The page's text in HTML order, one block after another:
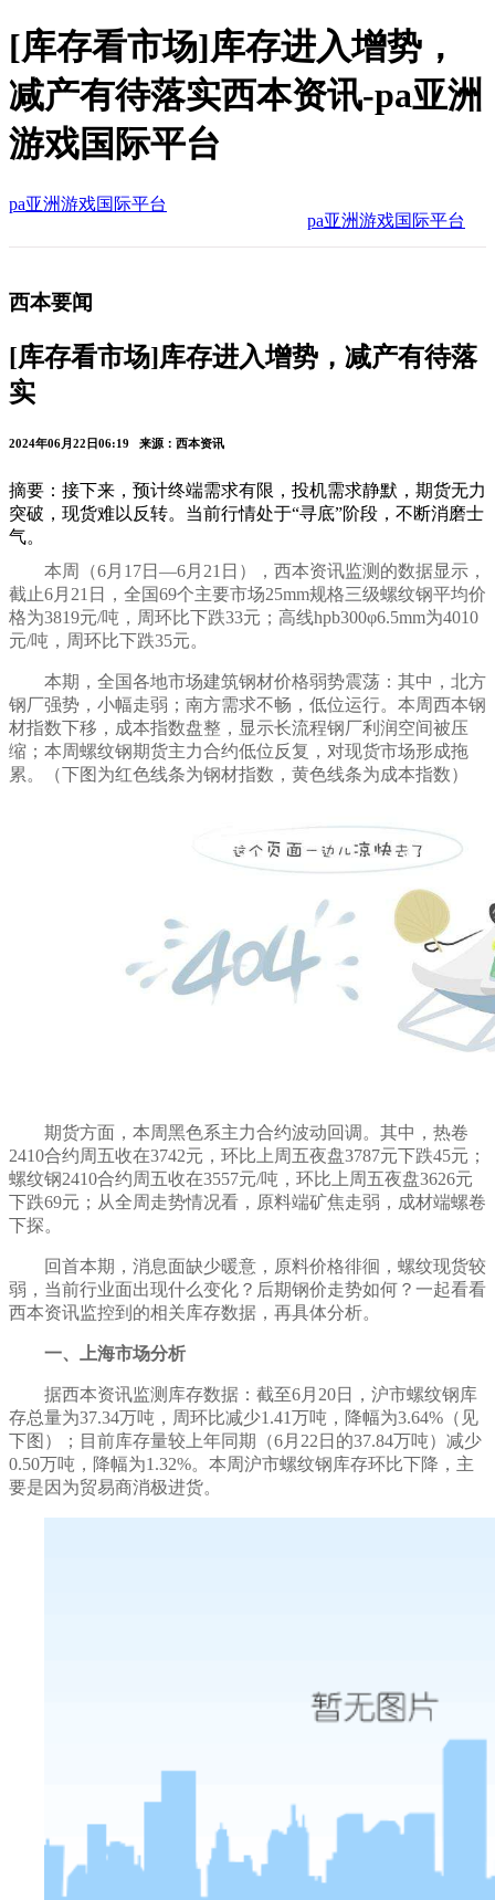
[库存看市场]库存进入增势，
减产有待落实西本资讯-pa亚洲
游戏国际平台
pa亚洲游戏国际平台
pa亚洲游戏国际平台
西本要闻
[库存看市场]库存进入增势，减产有待落
实
2024年06月22日06:19 来源：西本资讯
摘要：接下来，预计终端需求有限，投机需求静默，期货无力
突破，现货难以反转。当前行情处于“寻底”阶段，不断消磨士
气。
本周（6月 17日—6月 21 日），西本资讯监测的数据显示，
截止6月 21 日，全国69个主要市场25mm规格三级螺纹钢平均价
格为3819元/吨， 周环比下跌33元；高线hpb300φ6.5mm为4010
元/吨，周环比下跌35元。
本期，全国各地市场建筑钢材价格弱势震荡 ：其中，北方
钢厂强势，小幅走弱 ；南方需求不畅 ， 低位运行。本周西本钢
材指数下移 ，成本指数盘整， 显示长流程钢厂利润空间被压
缩 ；本周螺纹钢期货主力合约低位反复 ，对现货市场形成拖
累。（下图为红色线条为钢材指数，黄色线条为成本指数）
期货方面，本周黑色系主力合约波动回调 。其中，热卷
2410合约周五收在3742元 ， 环比上周五夜盘3787元下跌45元 ；
螺纹钢2410合约周五收在3557元/吨 ， 环比上周五夜盘3626元
下跌69元 ；从全周走势情况看，原料端矿焦走弱 ，成材端螺卷
下探。
回首本期，消息面缺少暖意， 原料价格徘徊 ，螺纹现货较
弱 ，当前行业面出现什么变化？后期钢价走势如何？一起看看
西本资讯监控到的相关库存数据，再具体分析。
一、上海市场分析
据西本资讯监测库存数据：截至6月 20日，沪市螺纹钢库
存总量为37.34万吨， 周环比减少1.41万吨， 降幅为3.64%（见
下图）；目前库存量较上年同期（6月 22 日的37.84万吨） 减少
0.50万吨， 降幅为1.32%。本周沪市螺纹钢库存环比下降，主
要是因为贸易商消极进货。